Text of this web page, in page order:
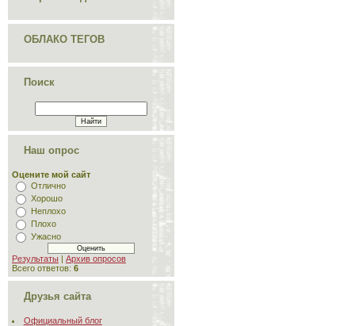
ОБЛАКО ТЕГОВ
Поиск
Наш опрос
Оцените мой сайт
Отлично
Хорошо
Неплохо
Плохо
Ужасно
Результаты | Архив опросов
Всего ответов: 6
Друзья сайта
Официальный блог